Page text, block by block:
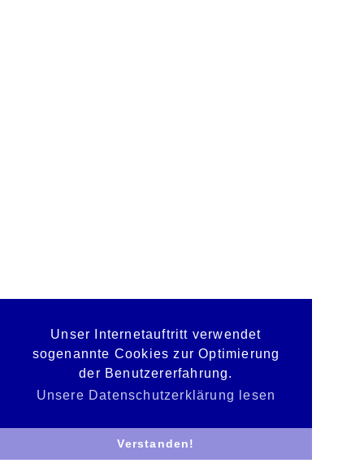
Unser Internetauftritt verwendet
sogenannte Cookies zur Optimierung
der Benutzererfahrung.
Unsere Datenschutzerklärung lesen
Verstanden!